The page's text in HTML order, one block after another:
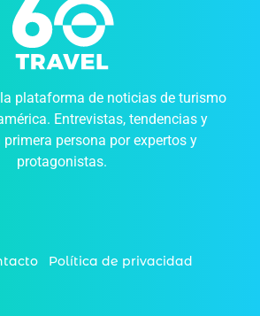
plataforma de noticias de turismo
Entrevistas, tendencias y
primera persona por expertos y
protagonistas.
Política de privacidad